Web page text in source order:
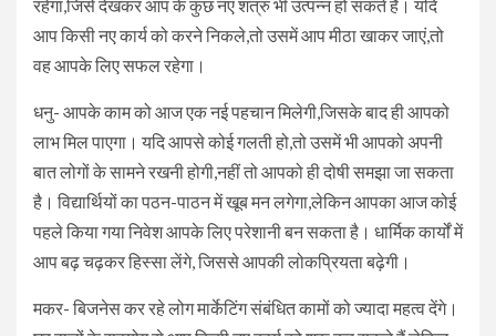
रहेगा,जिसे देखकर आप के कुछ नए शत्रु भी उत्पन्न हो सकते हैं। यदि
आप किसी नए कार्य को करने निकले,तो उसमें आप मीठा खाकर जाएं,तो
वह आपके लिए सफल रहेगा।
धनु- आपके काम को आज एक नई पहचान मिलेगी,जिसके बाद ही आपको
लाभ मिल पाएगा। यदि आपसे कोई गलती हो,तो उसमें भी आपको अपनी
बात लोगों के सामने रखनी होगी,नहीं तो आपको ही दोषी समझा जा सकता
है। विद्यार्थियों का पठन-पाठन में खूब मन लगेगा,लेकिन आपका आज कोई
पहले किया गया निवेश आपके लिए परेशानी बन सकता है। धार्मिक कार्यों में
आप बढ़ चढ़कर हिस्सा लेंगे, जिससे आपकी लोकप्रियता बढ़ेगी।
मकर- बिजनेस कर रहे लोग मार्केटिंग संबंधित कामों को ज्यादा महत्व देंगे।